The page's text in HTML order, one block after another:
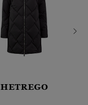
HETREGO